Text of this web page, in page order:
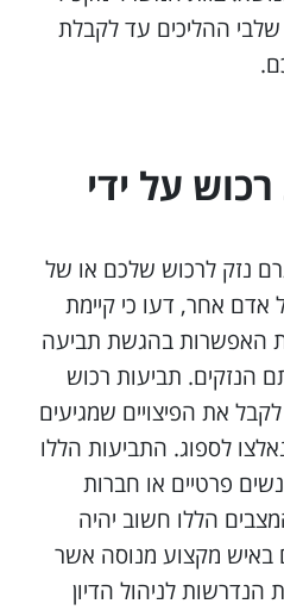
ההליכים עד לקבלת
על ידי
נזק לרכוש שלכם או של
אחר, דעו כי קיימת
האפשרות בהגשת תביעה
הנזקים. תביעות רכוש
את הפיצויים שמגיעים
לספוג. התביעות הללו
פרטיים או חברות
הללו חשוב יהיה
באיש מקצוע מנוסה אשר
הנדרשות לניהול הדיון